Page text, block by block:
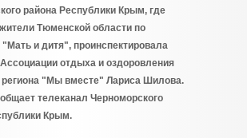
района Республики Крым, где
Тюменской области по
и дитя", проинспектировала
отдыха и оздоровления
региона "Мы вместе" Лариса Шилова.
телеканал Черноморского
Крым.